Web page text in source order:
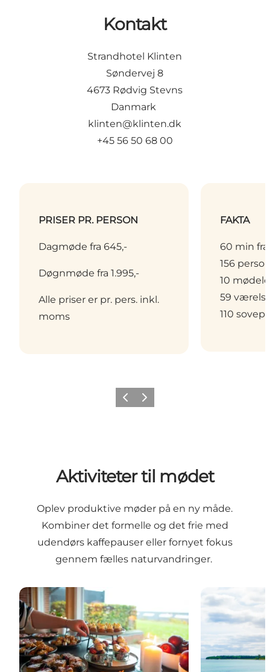
Kontakt
Strandhotel Klinten
Søndervej 8
4673 Rødvig Stevns
Danmark
klinten@klinten.dk
+45 56 50 68 00
PRISER PR. PERSON
Dagmøde fra 645,-
Døgnmøde fra 1.995,-
Alle priser er pr. pers. inkl.
moms
FAKTA
60 min
156
10
59
110
ForrigeNæste
Aktiviteter til mødet
Oplev produktive møder på en ny måde.
Kombiner det formelle og det frie med
udendørs kaffepauser eller fornyet fokus
gennem fælles naturvandringer.
"NaturOpladning” hos Strandhotel Klinten